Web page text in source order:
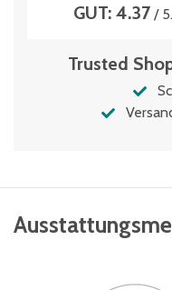
GUT: 4.37 /
Trusted